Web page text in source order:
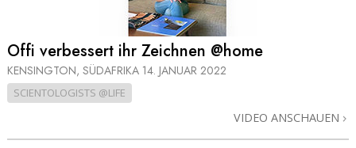
Offi verbessert ihr Zeichnen @home
KENSINGTON, SÜDAFRIKA 14. JANUAR 2022
SCIENTOLOGISTS @LIFE
VIDEO ANSCHAUEN